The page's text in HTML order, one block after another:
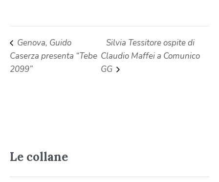
Genova, Guido
Caserza presenta “Tebe
2099”
Silvia Tessitore ospite di
Claudio Maffei a Comunico
GG
Le collane